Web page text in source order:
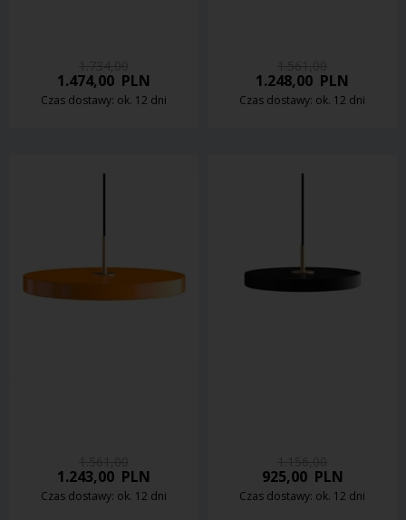
1.474,00 PLN
Czas dostawy: ok. 12 dni
1.248,00 PLN
Czas dostawy: ok. 12 dni
1.243,00 PLN
Czas dostawy: ok. 12 dni
925,00PLN
Czas dostawy: ok. 12 dni